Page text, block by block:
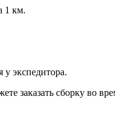
1 км.
экспедитора.
заказать сборку во